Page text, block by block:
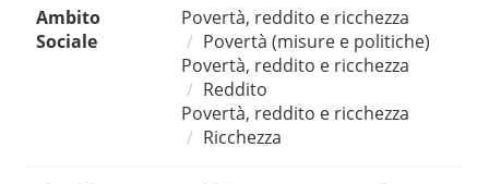
Ambito
Sociale
Povertà, reddito e ricchezza
Povertà (misure e politiche)
Povertà, reddito e ricchezza
Reddito
Povertà, reddito e ricchezza
Ricchezza